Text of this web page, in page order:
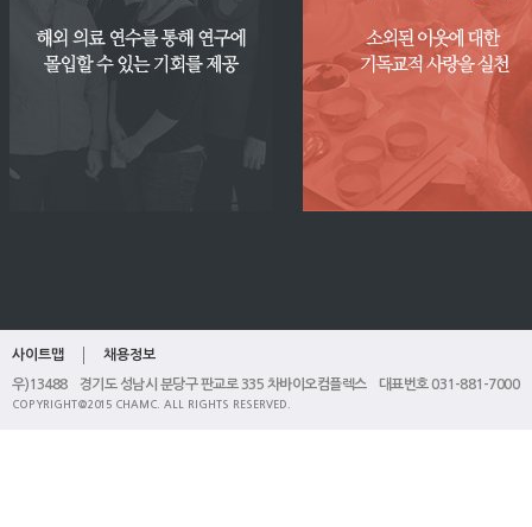
사이트맵 채용정보
우)13488 경기도 성남시 분당구 판교로 335 차바이오컴플렉스 대표번호 031-881-7000
COPYRIGHT@2015 CHAMC. ALL RIGHTS RESERVED.